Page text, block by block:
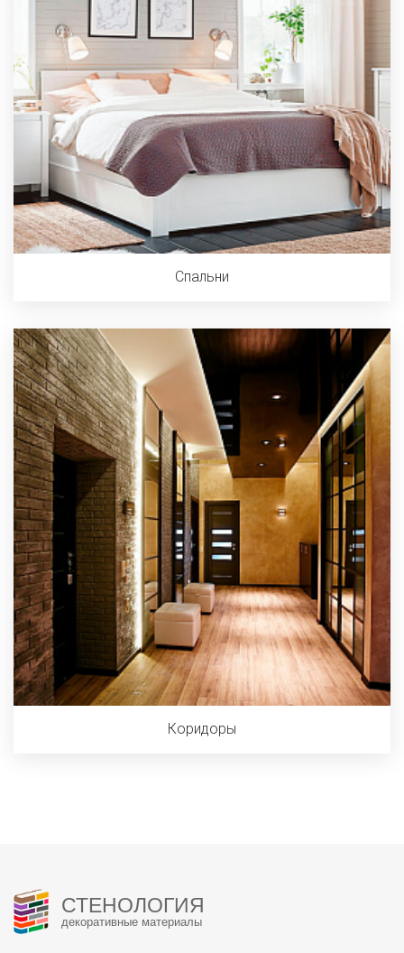
Спальни
Коридоры
СТЕНОЛОГИЯ
декоративные материалы